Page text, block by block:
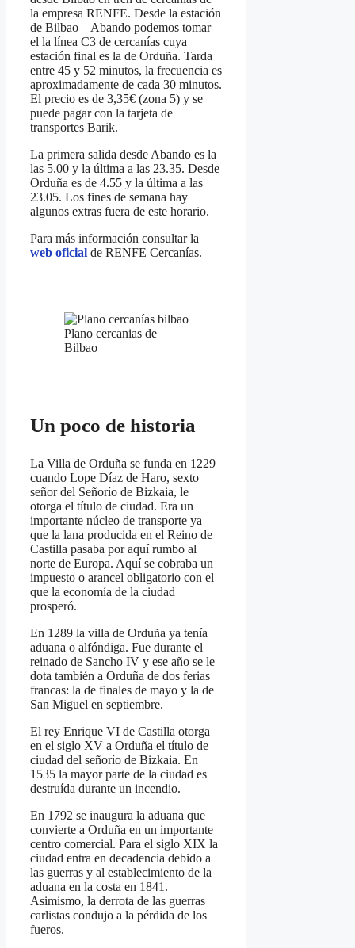
la empresa RENFE. Desde la estación
de Bilbao – Abando podemos tomar
el la línea C3 de cercanías cuya
estación final es la de Orduña. Tarda
entre 45 y 52 minutos, la frecuencia es
aproximadamente de cada 30 minutos.
El precio es de 3,35€ (zona 5) y se
puede pagar con la tarjeta de
transportes Barik.
La primera salida desde Abando es la
las 5.00 y la última a las 23.35. Desde
Orduña es de 4.55 y la última a las
23.05. Los fines de semana hay
algunos extras fuera de este horario.
Para más información consultar la
web oficial de RENFE Cercanías.
Plano cercanias de
Bilbao
Un poco de historia
La Villa de Orduña se funda en 1229
cuando Lope Díaz de Haro, sexto
señor del Señorío de Bizkaia, le
otorga el título de ciudad. Era un
importante núcleo de transporte ya
que la lana producida en el Reino de
Castilla pasaba por aquí rumbo al
norte de Europa. Aquí se cobraba un
impuesto o arancel obligatorio con el
que la economía de la ciudad
prosperó.
En 1289 la villa de Orduña ya tenía
aduana o alfóndiga. Fue durante el
reinado de Sancho IV y ese año se le
dota también a Orduña de dos ferias
francas: la de finales de mayo y la de
San Miguel en septiembre.
El rey Enrique VI de Castilla otorga
en el siglo XV a Orduña el título de
ciudad del señorío de Bizkaia. En
1535 la mayor parte de la ciudad es
destruída durante un incendio.
En 1792 se inaugura la aduana que
convierte a Orduña en un importante
centro comercial. Para el siglo XIX la
ciudad entra en decadencia debido a
las guerras y al establecimiento de la
aduana en la costa en 1841.
Asimismo, la derrota de las guerras
carlistas condujo a la pérdida de los
fueros.